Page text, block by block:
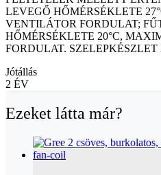
LEVEGŐ HŐMÉRSÉKLETE
VENTILÁTOR FORDULAT;
HŐMÉRSÉKLETE 20°C,
FORDULAT.
Jótállás
2 ÉV
Ezeket látta már?